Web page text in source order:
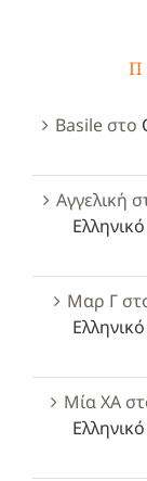
Basileστο
Αγγελική
Μαρ Γ
Μία ΧΑ